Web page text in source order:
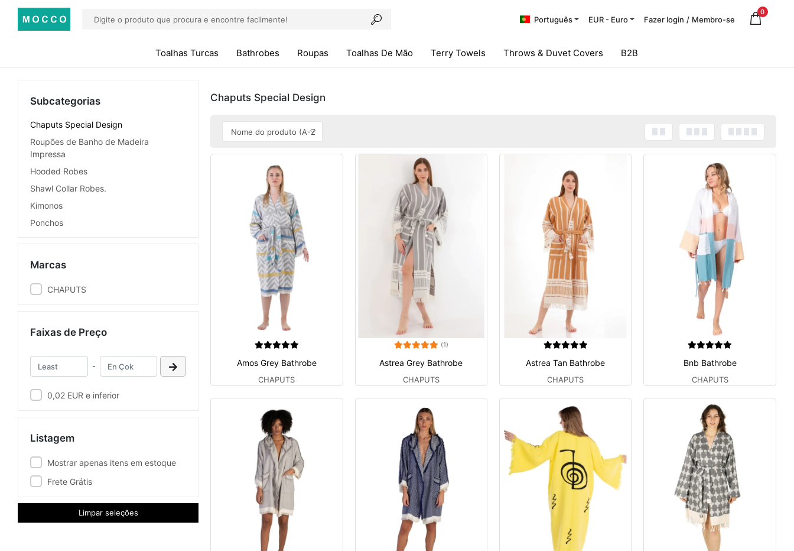
Português EUR - Euro Fazer login / Membro-se
0
Toalhas Turcas Bathrobes Roupas Toalhas De Mão Terry Towels Throws & Duvet Covers B2B
Subcategorias
Chaputs Special Design
Roupões de Banho de Madeira
Impressa
Hooded Robes
Shawl Collar Robes.
Kimonos
Ponchos
Marcas
CHAPUTS
Faixas de Preço
-
0,02 EUR e inferior
Listagem
Mostrar apenas itens em estoque
Frete Grátis
Limpar seleções
Chaputs Special Design
Amos Grey Bathrobe
CHAPUTS
(1)
Astrea Grey Bathrobe
CHAPUTS
Astrea Tan Bathrobe
CHAPUTS
Bnb Bathrobe
CHAPUTS